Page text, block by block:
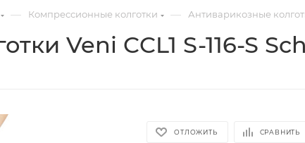
— Компрессионные колготки — Антиварикозные
Veni CCL1 S-116-S
ОТЛОЖИТЬ СРАВНИТЬ